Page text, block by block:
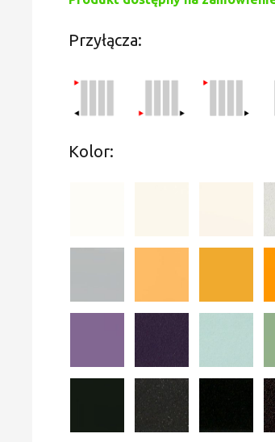
Przyłącza:
Kolor: